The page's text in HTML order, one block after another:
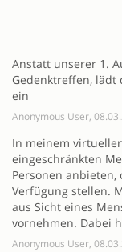
Anstatt unserer 1.
Gedenktreffen, lädt
ein
Anonymous User,
In meinem
eingeschränkten
Personen
Verfügung stellen.
aus Sicht eines
vornehmen. Dabei
Anonymous User,